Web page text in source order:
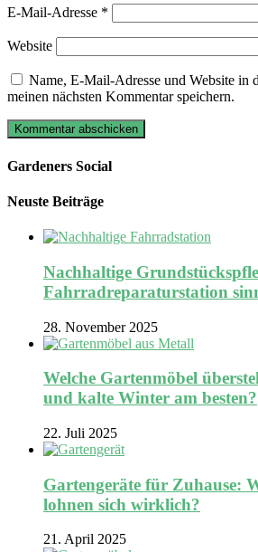
E-Mail-Adresse *
Website
Name, E-Mail-Adresse und Website in
meinen nächsten Kommentar speichern.
Gardeners Social
Neuste Beiträge
Nachhaltige
Fahrradreparaturstation
28. November 2025
Welche Gartenmöbel
und kalte Winter am besten?
22. Juli 2025
Gartengeräte für Zuhause:
lohnen sich wirklich?
21. April 2025